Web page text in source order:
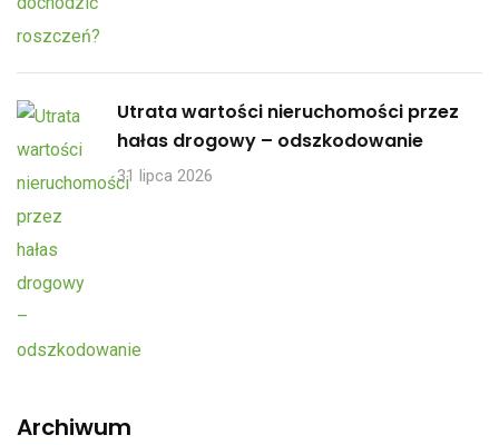
Utrata wartości nieruchomości przez
hałas drogowy – odszkodowanie
31 lipca 2026
Archiwum